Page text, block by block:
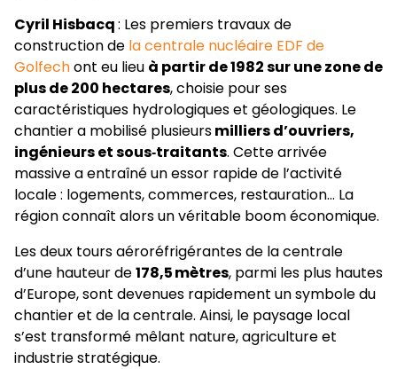
Cyril Hisbacq: Les premiers travaux de
construction de la centrale nucléaire EDF de
Golfechont eu lieu à partir de 1982 sur une zone de
plus de 200 hectares, choisie pour ses
caractéristiques hydrologiques et géologiques. Le
chantier a mobilisé plusieursmilliers d’ouvriers,
ingénieurs et sous‑traitants. Cette arrivée
massive a entraîné un essor rapide de l’activité
locale : logements, commerces, restauration… La
région connaît alors un véritable boom économique.
Les deux tours aéroréfrigérantes de la centrale
d’une hauteur de178,5 mètres, parmi les plus hautes
d’Europe, sont devenues rapidement un symbole du
chantier et de la centrale. Ainsi, le paysage local
s’est transformé mêlant nature, agriculture et
industrie stratégique.